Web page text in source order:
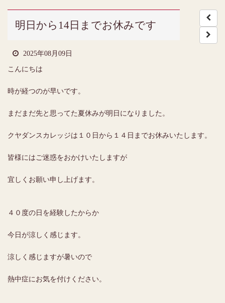
明日から14日までお休みです
2025年08月09日
こんにちは
時が経つのが早いです。
まだまだ先と思ってた夏休みが明日になりました。
クヤダンスカレッジは１０日から１４日までお休みいたします。
皆様にはご迷惑をおかけいたしますが
宜しくお願い申し上げます。
４０度の日を経験したからか
今日が涼しく感じます。
涼しく感じますが暑いので
熱中症にお気を付けください。